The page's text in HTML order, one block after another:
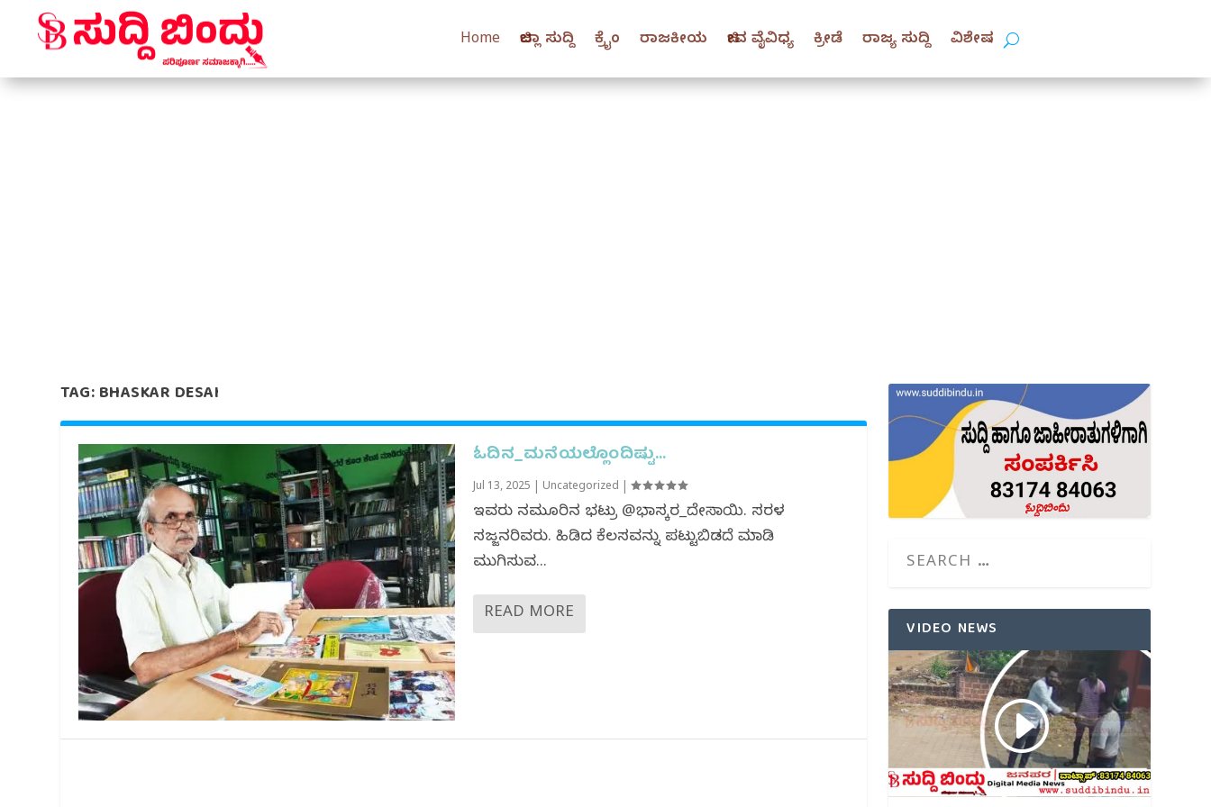
Home ಜಿಲ್ಲಾ ಸುದ್ದಿ ಕ್ರೈಂ ರಾಜಕೀಯ ಜೀವ ವೈವಿಧ್ಯ ಕ್ರೀಡೆ ರಾಜ್ಯ ಸುದ್ದಿ ವಿಶೇಷ
TAG:BHASKAR DESAI
ಓದಿನ_ಮನೆಯಲ್ಲೊಂದಿಷ್ಟು…
Jul 13, 2025 Uncategorized
ಇವರು ನಮ್ಮೂರಿನ ಭಟ್ರು @ಭಾಸ್ಕರ_ದೇಸಾಯಿ. ಸರಳ
ಸಜ್ಜನರಿವರು. ಹಿಡಿದ ಕೆಲಸವನ್ನು ಪಟ್ಟುಬಿಡದೆ ಮಾಡಿ
ಮುಗಿಸುವ...
READ MORE
VIDEO NEWS